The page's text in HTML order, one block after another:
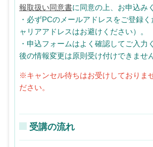
報取扱い同意書に同意の上、お申込み
・必ずPCのメールアドレスをご登録
ャリアアドレスはお避けください）。
・申込フォームはよく確認してご入力
後の情報変更は原則受け付けできません
※キャンセル待ちはお受けしておりま
ださい。
受講の流れ